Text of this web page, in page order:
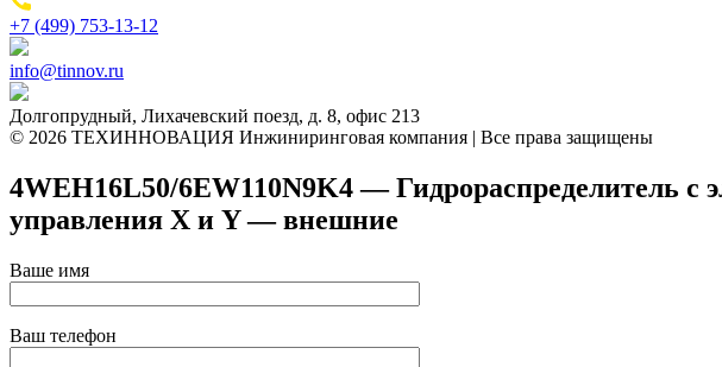
+7 (499) 753-13-12
info@tinnov.ru
Долгопрудный, Лихачевский поезд, д. 8, офис 213
© 2026 ТЕХИННОВАЦИЯ Инжиниринговая компания | Все права защищены
4WEH16L50/6EW110N9K4 — Гидрораспределитель с
управления X и Y — внешние
Ваше имя
Ваш телефон